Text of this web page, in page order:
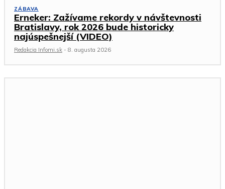
ZÁBAVA
Erneker: Zažívame rekordy v návštevnosti
Bratislavy, rok 2026 bude historicky
najúspešnejší (VIDEO)
Redakcia Infomi.sk - 8. augusta 2026